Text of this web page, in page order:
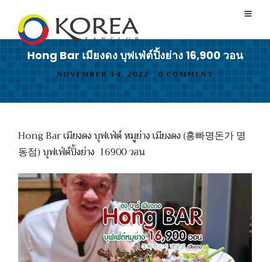
Hong Bar เมียงดง บุฟเฟ่ต์ปิ้งย่าง 16,900 วอน
NOVEMBER 14, 2022 • 0 COMMENT
Hong Bar เมียงดง บุฟเฟ่ต์ หมูย่าง เมียงดง (홍빠명돈가 명
동점) บุฟเฟ่ต์ปิ้งย่าง 16900 วอน